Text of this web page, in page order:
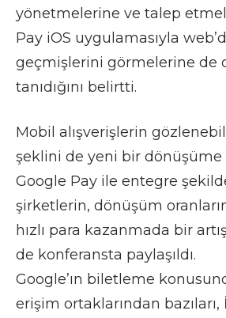
yönetmelerine ve talep
Pay iOS uygulamasıyla
geçmişlerini görmelerine de
tanıdığını belirtti.
Mobil alışverişlerin
şeklini de yeni bir dönüşüme
Google Pay ile entegre
şirketlerin, dönüşüm
hızlı para kazanmada bir
de konferansta paylaşıldı.
Google’ın biletleme
erişim ortaklarından bazıları,